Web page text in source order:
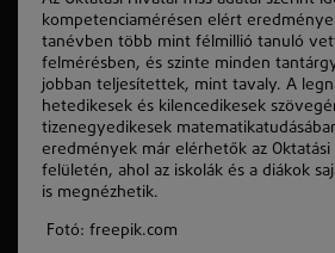
kompetenciamérésen elért
tanévben több mint félmillió tanuló
felmérésben, és szinte minden
jobban teljesítettek, mint tavaly. A
hetedikesek és kilencedikesek
tizenegyedikesek
eredmények már elérhetők az Oktatási
felületén, ahol az iskolák és a diákok
is megnézhetik.
Fotó: freepik.com